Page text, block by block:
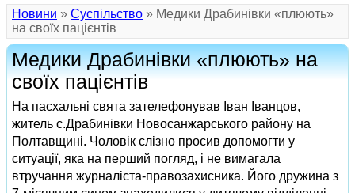
Новини » Суспільство » Медики Драбинівки «плюють»
на своїх пацієнтів
Медики Драбинівки «плюють» на
своїх пацієнтів
На пасхальні свята зателефонував Іван Іванцов,
житель с.Драбинівки Новосанжарського району на
Полтавщині. Чоловік слізно просив допомогти у
ситуації, яка на перший погляд, і не вимагала
втручання журналіста-правозахисника. Його дружина з